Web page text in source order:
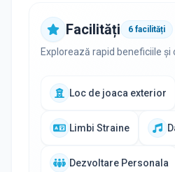
Facilități 6 facilități
Explorează rapid beneficiile
Loc de joaca exterior
Limbi Straine
Dezvoltare Personala